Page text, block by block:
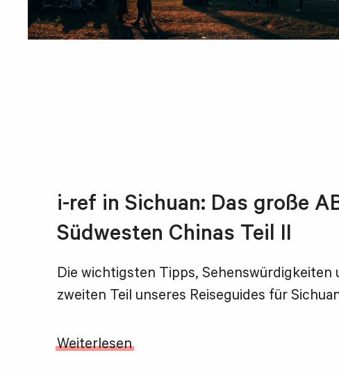
i-ref in Sichuan: Das große
Südwesten Chinas Teil II
Die wichtigsten Tipps, Sehenswürdigkeiten
zweiten Teil unseres Reiseguides für
Weiterlesen